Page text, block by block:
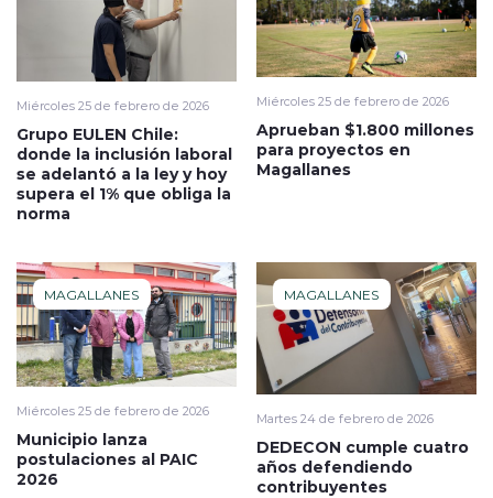
Miércoles 25 de febrero de 2026
Grupo EULEN Chile:
donde la inclusión laboral
se adelantó a la ley y hoy
supera el 1% que obliga la
norma
Miércoles 25 de febrero de 2026
Aprueban $1.800 millones
para proyectos en
Magallanes
MAGALLANES
Miércoles 25 de febrero de 2026
Municipio lanza
postulaciones al PAIC
2026
MAGALLANES
Martes 24 de febrero de 2026
DEDECON cumple cuatro
años defendiendo
contribuyentes